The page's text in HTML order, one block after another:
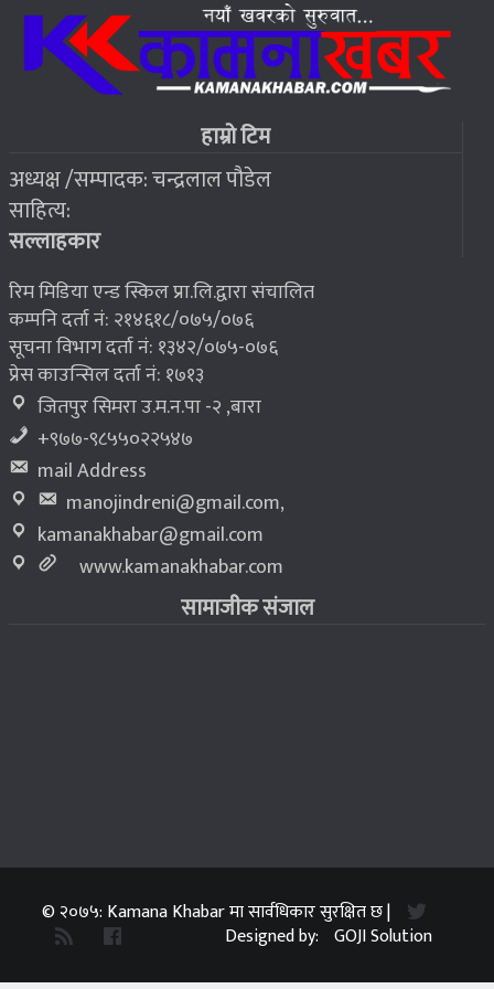
६
२०७६ बैशाख १३, शुक्रबार
फोरम सुनसरीको अध्यक्षमा खत्वे विजयी
२०७६ बैशाख १३, शुक्रबार
८ भूकम्प पीडितलाई घर निर्माण गर्न लालपुर्जा
हाम्रो टिम
अध्यक्ष /सम्पादक: चन्द्रलाल पौडेल
साहित्य:
सल्लाहकार
रिम मिडिया एन्ड स्किल प्रा.लि.द्वारा संचालित
कम्पनि दर्ता नं: २१४६१८/०७५/०७६
सूचना विभाग दर्ता नं: १३४२/०७५-०७६
प्रेस काउन्सिल दर्ता नं: १७१३
जितपुर सिमरा उ.म.न.पा -२ ,बारा
+९७७-९८५५०२२५४७
mail Address
manojindreni@gmail.com,
kamanakhabar@gmail.com
www.kamanakhabar.com
सामाजीक संजाल
© २०७५: Kamana Khabar मा सार्वधिकार सुरक्षित छ |
Designed by: GOJI Solution